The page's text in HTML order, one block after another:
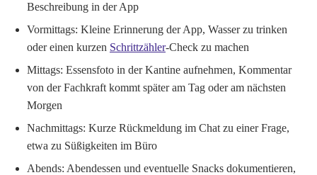
Beschreibung in der App
Vormittags: Kleine Erinnerung der App, Wasser zu trinken
oder einen kurzen Schrittzähler-Check zu machen
Mittags: Essensfoto in der Kantine aufnehmen, Kommentar
von der Fachkraft kommt später am Tag oder am nächsten
Morgen
Nachmittags: Kurze Rückmeldung im Chat zu einer Frage,
etwa zu Süßigkeiten im Büro
Abends: Abendessen und eventuelle Snacks dokumentieren,